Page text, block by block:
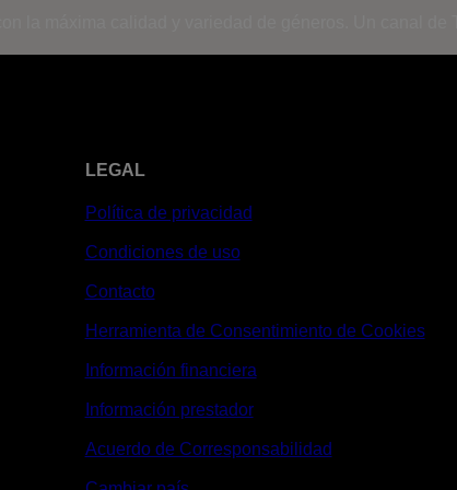
LEGAL
Política de privacidad
Condiciones de uso
Contacto
Herramienta de Consentimiento de Cookies
Información financiera
Información prestador
Acuerdo de Corresponsabilidad